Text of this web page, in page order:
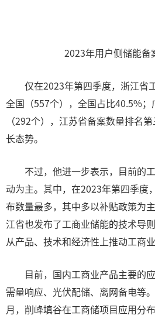
2023年用户侧储能备
仅在2023年第四季度，浙江省
全国（557个），全国占比40.5%
（292个），江苏省备案数量排名
长态势。
不过，他进一步表示，目前的
动为主。其中，在2023年第四季度
布数量最多，其中多以补贴政策为
江省也发布了工商业储能的技术导
从产品、技术和经济性上推动工商
目前，国内工商业产品主要的
需量响应、光伏配储、离网备电等
月，削峰填谷在工商储项目应用分